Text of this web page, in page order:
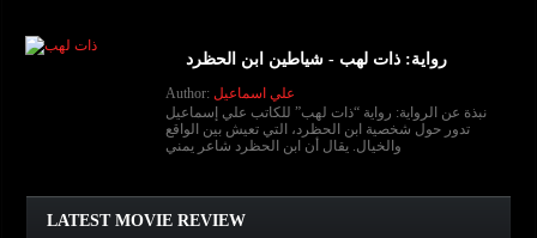
رواية: ذات لهب - شياطين ابن الحظرد
Author: علي اسماعيل
نبذة عن الرواية: رواية “ذات لهب” للكاتب علي إسماعيل
تدور حول شخصية ابن الحظرد، التي تعيش بين الواقع
والخيال. يقال أن ابن الحظرد شاعر يمني
LATEST MOVIE REVIEW